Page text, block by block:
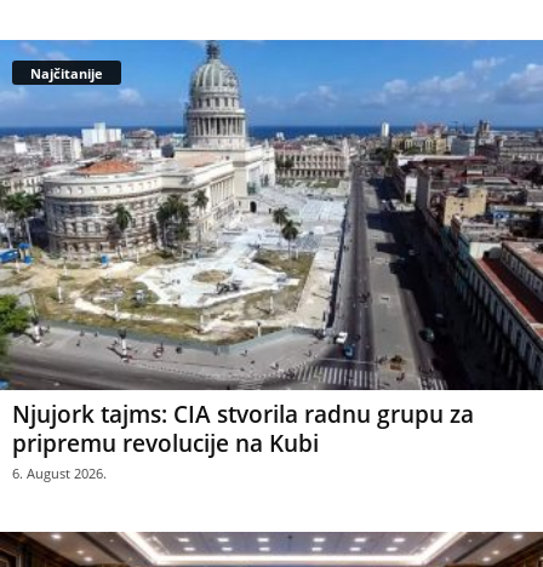
Najčitanije
Njujork tajms: CIA stvorila radnu grupu za
pripremu revolucije na Kubi
6. August 2026.